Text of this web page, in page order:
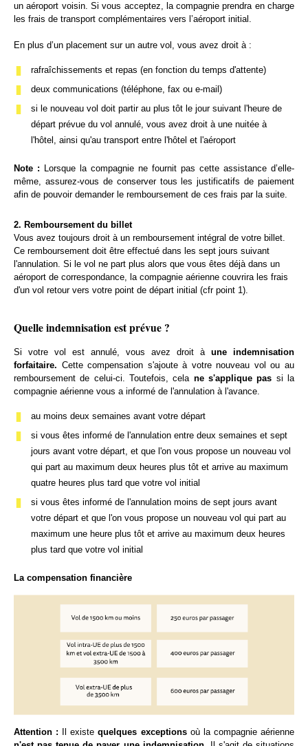
un aéroport voisin. Si vous acceptez, la compagnie prendra en charge
les frais de transport complémentaires vers l’aéroport initial.
En plus d’un placement sur un autre vol, vous avez droit à :
rafraîchissements et repas (en fonction du temps d'attente)
deux communications (téléphone, fax ou e-mail)
si le nouveau vol doit partir au plus tôt le jour suivant l'heure de
départ prévue du vol annulé, vous avez droit à une nuitée à
l'hôtel, ainsi qu'au transport entre l'hôtel et l'aéroport
Note : Lorsque la compagnie ne fournit pas cette assistance d’elle-
même, assurez-vous de conserver tous les justificatifs de paiement
afin de pouvoir demander le remboursement de ces frais par la suite.
2. Remboursement du billet
Vous avez toujours droit à un remboursement intégral de votre billet.
Ce remboursement doit être effectué dans les sept jours suivant
l'annulation. Si le vol ne part plus alors que vous êtes déjà dans un
aéroport de correspondance, la compagnie aérienne couvrira les frais
d'un vol retour vers votre point de départ initial (cfr point 1).
Quelle indemnisation est prévue ?
Si votre vol est annulé, vous avez droit à une indemnisation
forfaitaire. Cette compensation s'ajoute à votre nouveau vol ou au
remboursement de celui-ci. Toutefois, cela ne s'applique pas si la
compagnie aérienne vous a informé de l'annulation à l'avance.
au moins deux semaines avant votre départ
si vous êtes informé de l'annulation entre deux semaines et sept
jours avant votre départ, et que l'on vous propose un nouveau vol
qui part au maximum deux heures plus tôt et arrive au maximum
quatre heures plus tard que votre vol initial
si vous êtes informé de l'annulation moins de sept jours avant
votre départ et que l'on vous propose un nouveau vol qui part au
maximum une heure plus tôt et arrive au maximum deux heures
plus tard que votre vol initial
La compensation financière
Attention : Il existequelques exceptionsoù la compagnie aérienne